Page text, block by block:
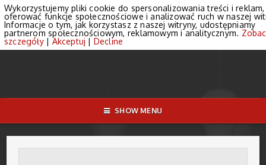
SHOW MENU
Wykorzystujemy pliki cookie do spersonalizowania treści i
oferować funkcje społecznościowe i analizować ruch w naszej
Informacje o tym, jak korzystasz z naszej witryny, udostępniamy
partnerom społecznościowym, reklamowym i analitycznym.
szczegóły| Akceptuj | Decline